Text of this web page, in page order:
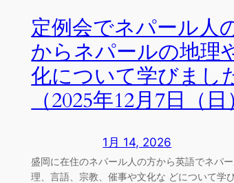
定例会でネパール人
からネパールの地理
化について学びまし
（2025年12月7日（
1月 14, 2026
盛岡に在住のネパール人の方から英語でネパ
理、言語、宗教、催事や文化な どについて学